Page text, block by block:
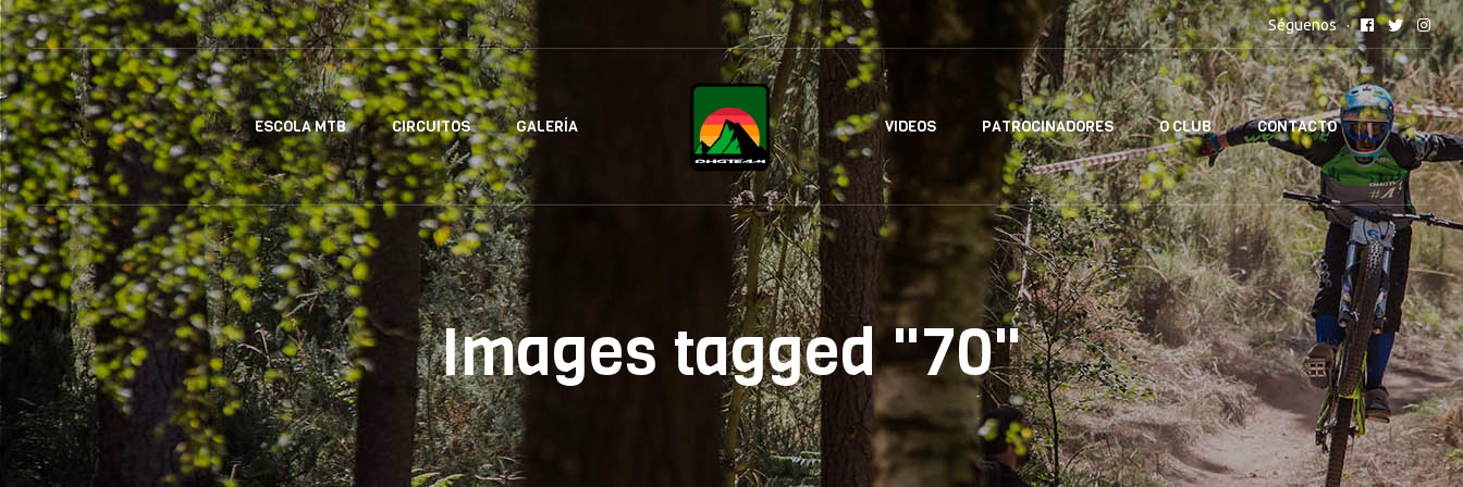
Séguenos
ESCOLA MTB CIRCUITOS GALERÍA VIDEOS PATROCINADORES O CLUB CONTACTO
Images tagged "70"